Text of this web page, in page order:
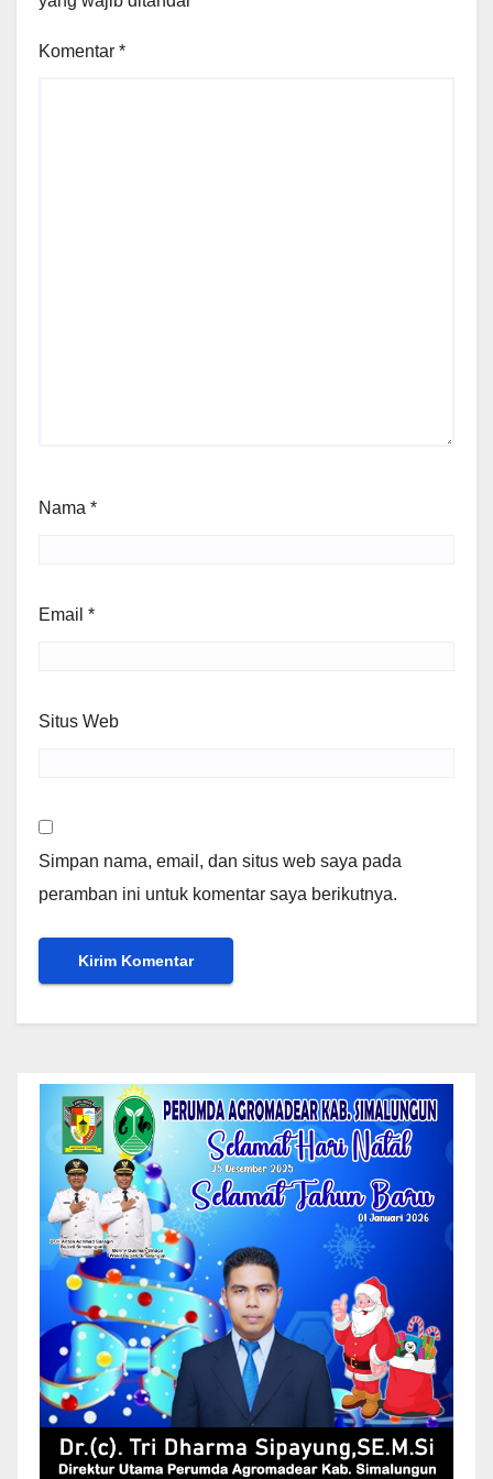
Komentar *
Nama *
Email *
Situs Web
Simpan nama, email, dan situs web saya pada
peramban ini untuk komentar saya berikutnya.